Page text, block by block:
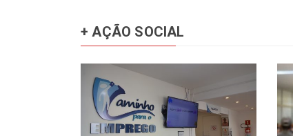
+ AÇÃO SOCIAL